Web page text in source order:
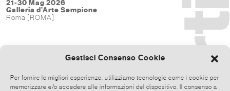
Gestisci Consenso Cookie
Per fornire le migliori esperienze, utilizziamo tecnologie come i cookie per
memorizzare e/o accedere alle informazioni del dispositivo. Il consenso a
21-30 Mag 2026
Galleria d’Arte Sempione
Roma [ROMA]